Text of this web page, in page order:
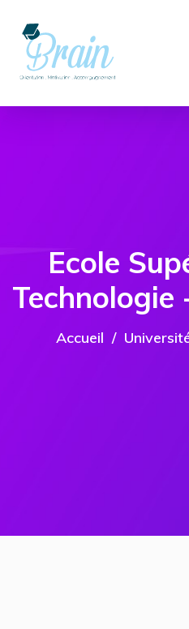
Ecole
Technologie
Accueil